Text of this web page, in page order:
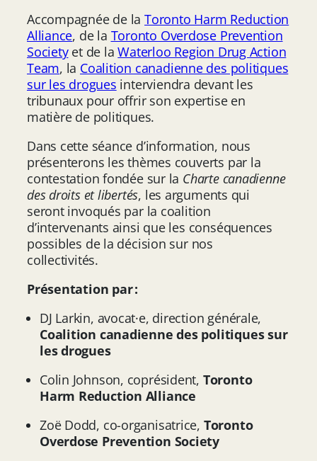
Accompagnée de laToronto Harm Reduction
Alliance, de la Toronto Overdose Prevention
Societyet de laWaterloo Region Drug Action
Team, la Coalition canadienne des politiques
sur les drogues interviendra devant les
tribunaux pour offrir son expertise en
matière de politiques.
Dans cette séance d’information, nous
présenterons les thèmes couverts par la
contestation fondée sur la Charte canadienne
des droits et libertés, les arguments qui
seront invoqués par la coalition
d’intervenants ainsi que les conséquences
possibles de la décision sur nos
collectivités.
Présentation par :
DJ Larkin, avocat·e, direction générale,
Coalition canadienne des politiques sur
les drogues
Colin Johnson, coprésident, Toronto
Harm Reduction Alliance
Zoë Dodd, co-organisatrice, Toronto
Overdose Prevention Society